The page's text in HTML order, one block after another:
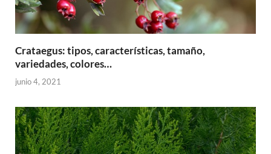
Crataegus: tipos, características, tamaño,
variedades, colores…
junio 4, 2021